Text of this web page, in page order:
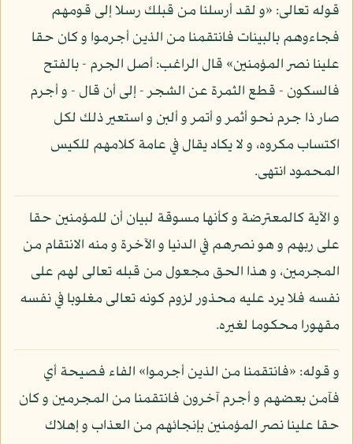
قوله تعالى: «و لقد أرسلنا من قبلك رسلا إلى قومهم
فجاءوهم بالبينات فانتقمنا من الذين أجرموا و كان حقا
علينا نصر المؤمنين» قال الراغب: أصل الجرم - بالفتح
فالسكون - قطع الثمرة عن الشجر - إلى أن قال - و أجرم
صار ذا جرم نحو أثمر و أتمر و ألبن و استعير ذلك لكل
اكتساب مكروه، و لا يكاد يقال في عامة كلامهم للكيس
المحمود انتهى.
و الآية كالمعترضة و كأنها مسوقة لبيان أن للمؤمنين حقا
على ربهم و هو نصرهم في الدنيا و الآخرة و منه الانتقام من
المجرمين، و هذا الحق مجعول من قبله تعالى لهم على
نفسه فلا يرد عليه محذور لزوم كونه تعالى مغلوبا في نفسه
مقهورا محكوما لغيره.
و قوله: «فانتقمنا من الذين أجرموا» الفاء فصيحة أي
فآمن بعضهم و أجرم آخرون فانتقمنا من المجرمين و كان
حقا علينا نصر المؤمنين بإنجائهم من العذاب و إهلاك